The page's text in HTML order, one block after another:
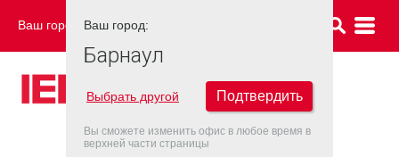
Ваш город: БАРНАУЛ
Ваш город:
Барнаул
Выбрать другой Подтвердить
Вы сможете изменить офис в любое время в
верхней части страницы